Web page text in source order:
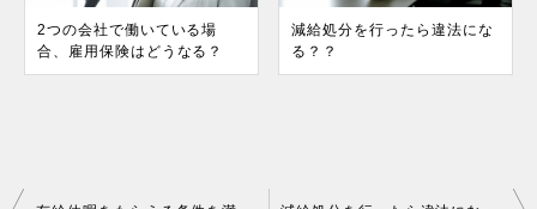
2つの会社で働いている場
合、雇用保険はどうなる？
減給処分を行ったら違法にな
る？？